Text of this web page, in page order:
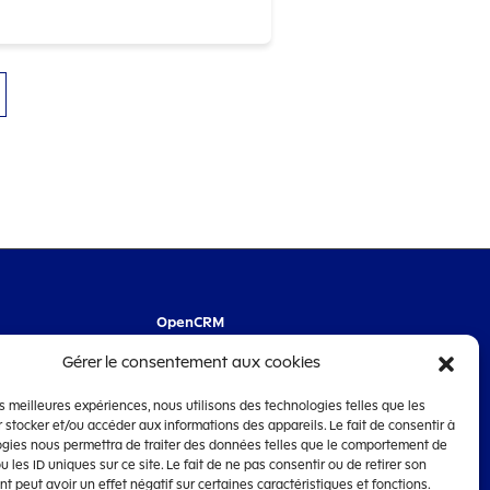
ECOLE D'ART
3à la page 13
Gérer le consentement aux cookies
meilleures expériences, nous utilisons des technologies telles que les
stocker et/ou accéder aux informations des appareils. Le fait de consentir à
nous permettra de traiter des données telles que le comportement de
les ID uniques sur ce site. Le fait de ne pas consentir ou de retirer son
peut avoir un effet négatif sur certaines caractéristiques et fonctions.
OpenCRM
CRM de dématérialisation de la gestion des